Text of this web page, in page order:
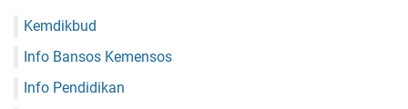
Kemdikbud
Info Bansos Kemensos
Info Pendidikan